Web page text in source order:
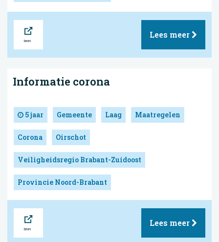
Lees meer
Informatie corona
5 jaar Gemeente Laag Maatregelen
Corona Oirschot
Veiligheidsregio Brabant-Zuidoost
Provincie Noord-Brabant
Lees meer